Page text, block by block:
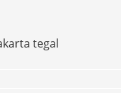
tegal